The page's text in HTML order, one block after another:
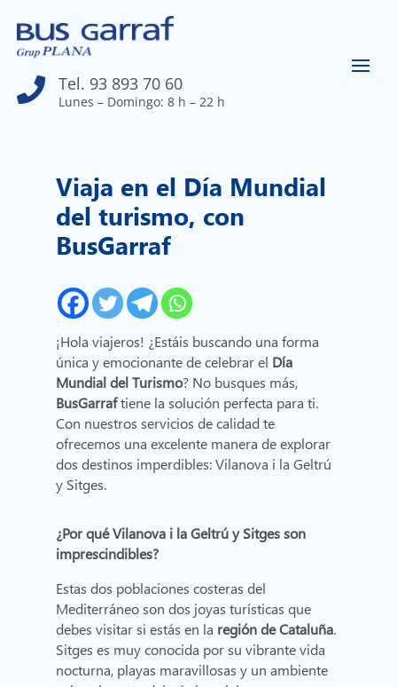
 Tel. 93 893 70 60
Lunes – Domingo: 8 h – 22 h
Viaja en el Día Mundial
del turismo, con
BusGarraf
¡Hola viajeros! ¿Estáis buscando una forma
única y emocionante de celebrar el Día
Mundial del Turismo? No busques más,
BusGarraftiene la solución perfecta para ti.
Con nuestros servicios de calidad te
ofrecemos una excelente manera de explorar
dos destinos imperdibles: Vilanova i la Geltrú
y Sitges.
¿Por qué Vilanova i la Geltrú y Sitges son
imprescindibles?
Estas dos poblaciones costeras del
Mediterráneo son dos joyas turísticas que
debes visitar si estás en la región de Cataluña.
Sitges es muy conocida por su vibrante vida
nocturna, playas maravillosas y un ambiente